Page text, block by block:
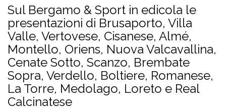
Sul Bergamo & Sport in edicola le
presentazioni di Brusaporto, Villa
Valle, Vertovese, Cisanese, Almé,
Montello, Oriens, Nuova Valcavallina,
Cenate Sotto, Scanzo, Brembate
Sopra, Verdello, Boltiere, Romanese,
La Torre, Medolago, Loreto e Real
Calcinatese